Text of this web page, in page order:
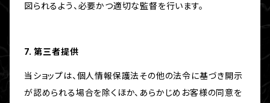
図られるよう、必要かつ適切な監督を行います。
7. 第三者提供
当ショップは、個人情報保護法その他の法令に基づき開示
が認められる場合を除くほか、あらかじめお客様の同意を